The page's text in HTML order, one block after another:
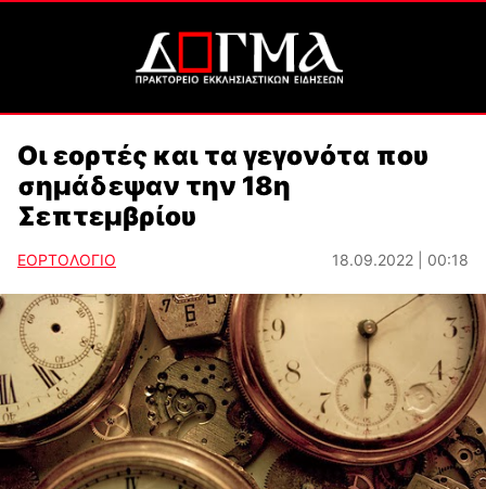
Οι εορτές και τα γεγονότα που
σημάδεψαν την 18η
Σεπτεμβρίου
ΕΟΡΤΟΛΟΓΙΟ 18.09.2022 | 00:18